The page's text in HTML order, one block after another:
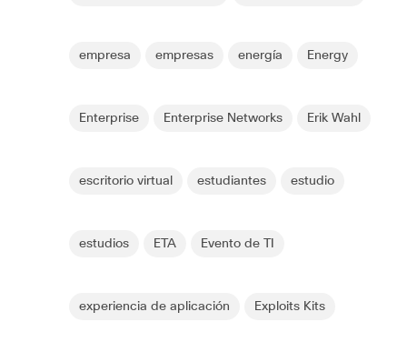
empresa empresas energía Energy
Enterprise Enterprise Networks Erik Wahl
escritorio virtual estudiantes estudio
estudios ETA Evento de TI
experiencia de aplicación Exploits Kits